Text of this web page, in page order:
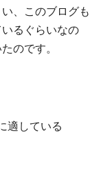
、このブログも
るぐらいなの
のです。
適している